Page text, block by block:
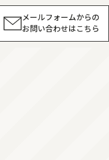
メールフォームからの
お問い合わせはこちら